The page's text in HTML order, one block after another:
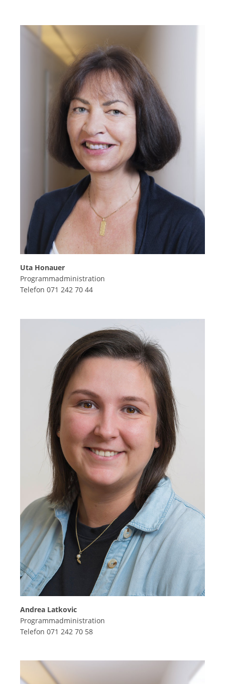
Uta Honauer
Programmadministration
Telefon 071 242 70 44
Andrea Latkovic
Programmadministration
Telefon 071 242 70 58